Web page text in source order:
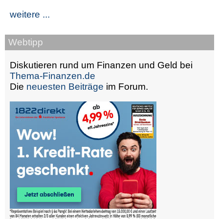
weitere ...
Webtipp
Diskutieren rund um Finanzen und Geld bei
Thema-Finanzen.de
Die neuesten Beiträge im Forum.